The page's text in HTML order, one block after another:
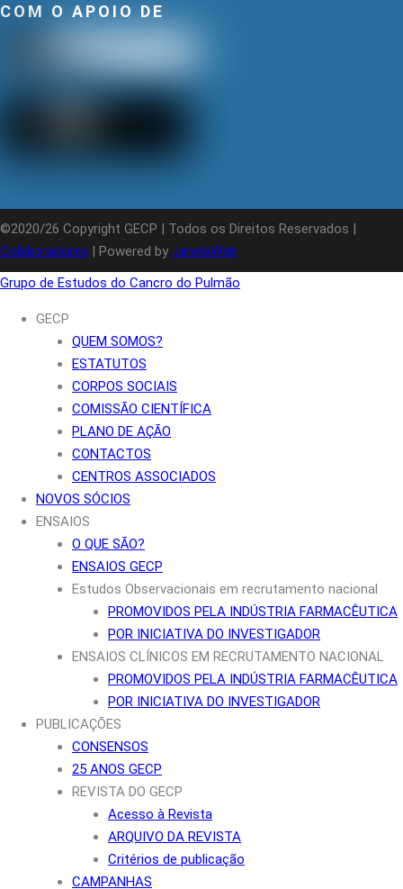
COM O APOIO DE
©2020/26 Copyright GECP | Todos os Direitos Reservados |
Colaboradores | Powered by JanelaWeb
Grupo de Estudos do Cancro do Pulmão
GECP
QUEM SOMOS?
ESTATUTOS
CORPOS SOCIAIS
COMISSÃO CIENTÍFICA
PLANO DE AÇÃO
CONTACTOS
CENTROS ASSOCIADOS
NOVOS SÓCIOS
ENSAIOS
O QUE SÃO?
ENSAIOS GECP
Estudos Observacionais em recrutamento nacional
PROMOVIDOS PELA INDÚSTRIA FARMACÊUTICA
POR INICIATIVA DO INVESTIGADOR
ENSAIOS CLÍNICOS EM RECRUTAMENTO NACIONAL
PROMOVIDOS PELA INDÚSTRIA FARMACÊUTICA
POR INICIATIVA DO INVESTIGADOR
PUBLICAÇÕES
CONSENSOS
25 ANOS GECP
REVISTA DO GECP
Acesso à Revista
ARQUIVO DA REVISTA
Critérios de publicação
CAMPANHAS